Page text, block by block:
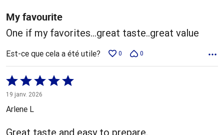
My favourite
One if my favorites...great taste..great value
Est-ce que cela a été utile? 0 0
Coté
5 sur
5
19 janv. 2026
Arlene L
Great taste and easy to prepare.